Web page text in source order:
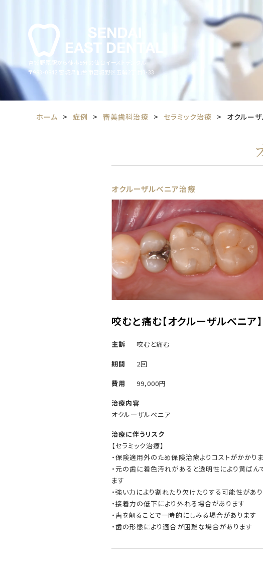
宮城野原駅から徒歩5分の仙台イーストデンタル
〒983-0842 宮城県仙台市宮城野区五輪2丁目3-33
ホーム 症例 審美歯科治療 セラミック治療 オクルー
オクルーザルべニア治療
咬むと痛む【オクルーザルべニア】
主訴 咬むと痛む
期間 2回
費用 99,000円
治療内容
オクル―ザルべニア
治療に伴うリスク
【セラミック治療】
・保険適用外のため保険治療よりコストがかかり
・元の歯に着色汚れがあると透明性により黄ばん
ます
・強い力により割れたり欠けたりする可能性があ
・接着力の低下により外れる場合があります
・歯を削ることで一時的にしみる場合があります
・歯の形態により適合が困難な場合があります